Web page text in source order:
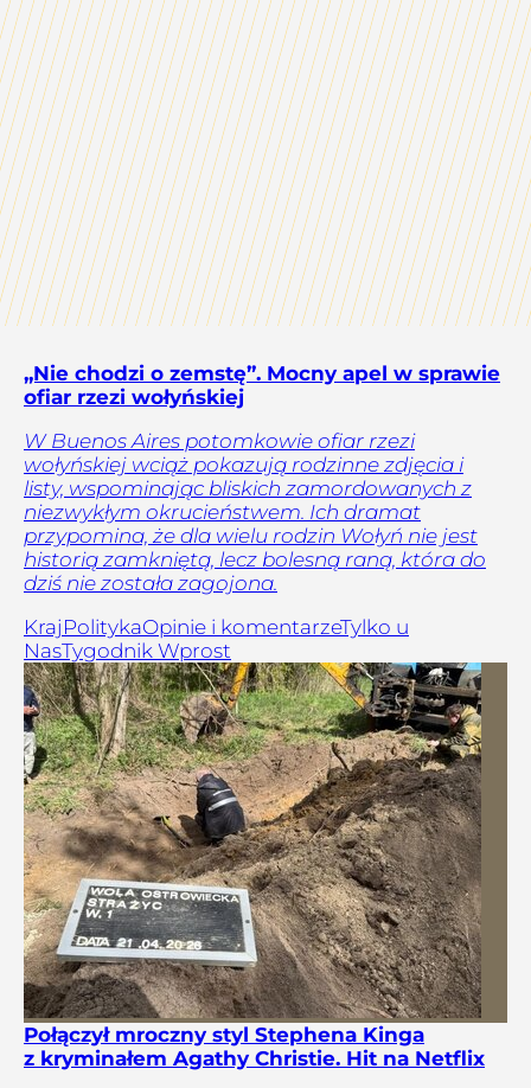
„Nie chodzi o zemstę”. Mocny apel w sprawie
ofiar rzezi wołyńskiej
W Buenos Aires potomkowie ofiar rzezi
wołyńskiej wciąż pokazują rodzinne zdjęcia i
listy, wspominając bliskich zamordowanych z
niezwykłym okrucieństwem. Ich dramat
przypomina, że dla wielu rodzin Wołyń nie jest
historią zamkniętą, lecz bolesną raną, która do
dziś nie została zagojona.
Kraj PolitykaOpinie i komentarzeTylko u
NasTygodnik Wprost
Połączył mroczny styl Stephena Kinga
z kryminałem Agathy Christie. Hit na Netflix